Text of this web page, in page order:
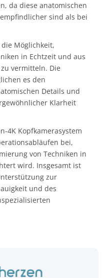
da diese anatomischen
sind als bei
Möglichkeit,
in Echtzeit und aus
vermitteln. Die
es den
Details und
Klarheit
4K Kopfkamerasystem
bei,
von Techniken in
wird. Insgesamt ist
zur
und des